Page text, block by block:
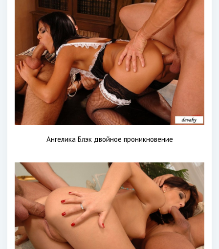
Ангелика Блэк двойное проникновение